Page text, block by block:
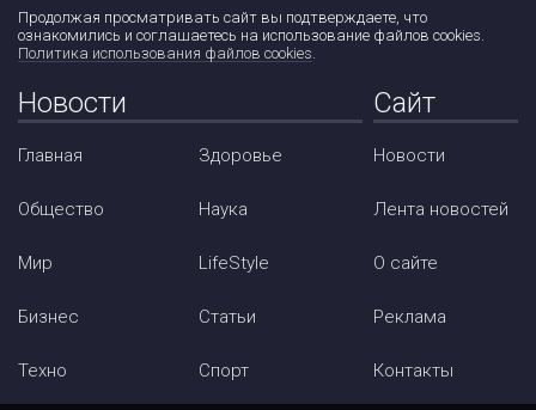
Продолжая просматривать сайт вы подтверждаете, что
ознакомились и соглашаетесь на использование файлов cookies.
Политика использования файлов cookies.
Новости
Главная
Общество
Мир
Бизнес
Техно
Здоровье
Наука
LifeStyle
Статьи
Спорт
Сайт
Новости
Лента новостей
О сайте
Реклама
Контакты